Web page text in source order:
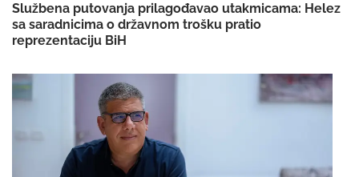
Službena putovanja prilagođavao utakmicama: Helez
sa saradnicima o državnom trošku pratio
reprezentaciju BiH